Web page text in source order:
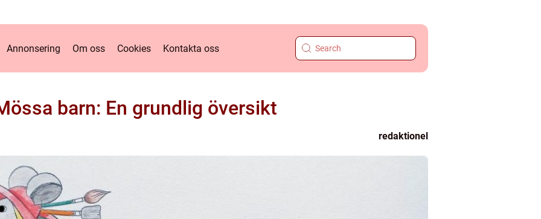
Annonsering Om oss Cookies Kontakta oss
barn: En grundlig översikt
redaktionel